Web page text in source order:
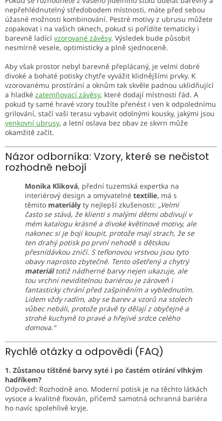
nepřehlédnutelný středobodem místnosti, máte před sebou
úžasné možnosti kombinování. Pestré motivy z ubrusu můžete
zopakovat i na vašich oknech, pokud si pořídíte tematicky i
barevně ladící vzorované závěsy. Výsledek bude působit
nesmírně vesele, optimisticky a plně sjednoceně.
Aby však prostor nebyl barevně přeplácaný, je velmi dobré
divoké a bohaté potisky chytře vyvážit klidnějšími prvky. K
vzorovanému prostírání a oknům tak skvěle padnou uklidňující
a hladké zatemňovací závěsy, které dodají místnosti řád. A
pokud ty samé hravé vzory toužíte přenést i ven k odpolednímu
grilování, stačí vaši terasu vybavit odolnými kousky, jakými jsou
venkovní ubrusy, a letní oslava bez obav ze skvrn může
okamžitě začít.
Názor odborníka: Vzory, které se nečistot
rozhodně nebojí
Monika Kliková, přední tuzemská expertka na
interiérový design a omyvatelné textilie, má s
těmito materiály ty nejlepší zkušenosti: „Velmi
často se stává, že klienti s malými dětmi obdivují v
mém katalogu krásné a divoké květinové motivy, ale
nakonec si je bojí koupit, protože mají strach, že se
ten drahý potisk po první nehodě s dětskou
přesnídávkou zničí. S teflonovou vrstvou jsou tyto
obavy naprosto zbytečné. Tento ošetřený a chytrý
materiáltotiž nádherné barvy nejen ukazuje, ale
tou vrchní neviditelnou bariérou je zároveň i
fantasticky chrání před zašpiněním a vyblednutím.
Lidem vždy radím, aby se barev a vzorů na stolech
vůbec nebáli, protože právě ty dělají z obyčejné a
strohé kuchyně to pravé a hřejivé srdce celého
domova.“
Rychlé otázky a odpovědi (FAQ)
1. Zůstanou tištěné barvy syté i po častém otírání vlhkým
hadříkem?
Odpověď: Rozhodně ano. Moderní potisk je na těchto látkách
vysoce a kvalitně fixován, přičemž samotná ochranná bariéra
ho navíc spolehlivě kryje.